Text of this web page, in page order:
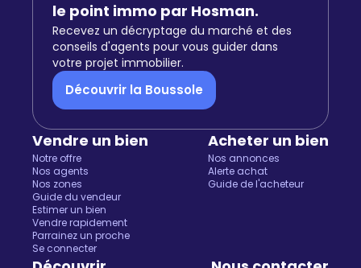
le point immo par Hosman.
Recevez un décryptage du marché et des
conseils d'agents pour vous guider dans
votre projet immobilier.
Découvrir la Boussole
Vendre un bien
Notre offre
Nos agents
Nos zones
Guide du vendeur
Estimer un bien
Vendre rapidement
Parrainez un proche
Se connecter
Acheter un bien
Nos annonces
Alerte achat
Guide de l'acheteur